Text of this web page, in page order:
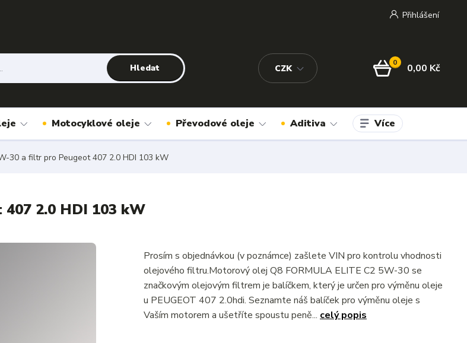
CZK
Přihlášení
Hledat 0 0,00 Kč
Motocyklové oleje Převodové oleje Aditiva Více
30 a filtr pro Peugeot 407 2.0 HDI 103 kW
2.0 HDI 103 kW
Prosím s objednávkou (v poznámce) zašlete VIN pro kontrolu vhodnosti
olejového filtru.Motorový olej Q8 FORMULA ELITE C2 5W-30 se
značkovým olejovým filtrem je balíčkem, který je určen pro výměnu oleje
u PEUGEOT 407 2.0hdi. Seznamte náš balíček pro výměnu oleje s
Vaším motorem a ušetříte spoustu peně... celý popis